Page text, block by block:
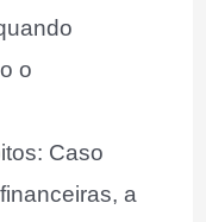
o
Caso
a